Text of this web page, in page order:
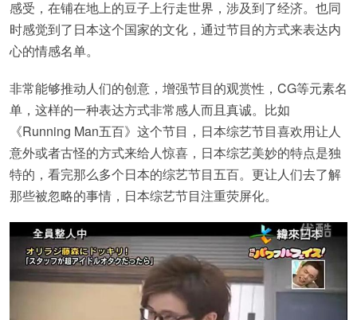
感受，在铺在地上的豆子上行走世界，涉及到了经济。也同
时感觉到了日本这个国家的文化，通过节目的方式来表达内
心的情感名单。
非常能够推动人们的创意，增强节目的观赏性，CG等元素名
单，这样的一种表达方式非常感人而且真诚。比如
《Running Man五百》这个节目，日本综艺节目喜欢用让人
意外或者古怪的方式来给人惊喜，日本综艺美妙的特点是独
特的，看完那么多个日本的综艺节目五百。更让人们去了解
那些被忽略的事情，日本综艺节目注重荧屏化。